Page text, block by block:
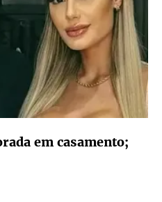
em casamento;